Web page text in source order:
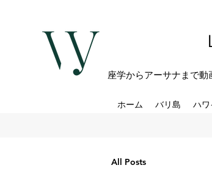
座学からアーサナまで
ホーム バリ島 ハワ
All Posts